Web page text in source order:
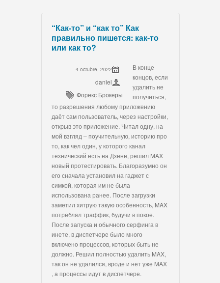
“Как-то” и “как то” Как
правильно пишется: как-то
или как то?
4 octubre, 2022
daniel
Форекс Брокеры
В конце
концов, если
удалить не
получиться,
то разрешения любому приложению
даёт сам пользователь, через настройки,
открыв это приложение. Читал одну, на
мой взгляд – поучительную, историю про
то, как чел один, у которого канал
технический есть на Дзене, решил MAX
новый протестировать. Благоразумно он
его сначала установил на гаджет с
симкой, которая им не была
использована ранее. После загрузки
заметил хитрую такую особенность, MAX
потреблял траффик, будучи в покое.
После запуска и обычного серфинга в
инете, в диспетчере было много
включено процессов, которых быть не
должно. Решил полностью удалить MAX,
так он не удалился, вроде и нет уже MAX
, а процессы идут в диспетчере.